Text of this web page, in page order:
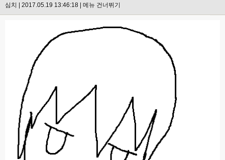
심치 | 2017.05.19 13:46:18 | 메뉴 건너뛰기